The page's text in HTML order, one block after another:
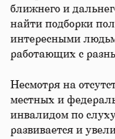
ближнего и
найти подборки
интересными
работающих с
Несмотря на
местных и
инвалидом по
развивается и